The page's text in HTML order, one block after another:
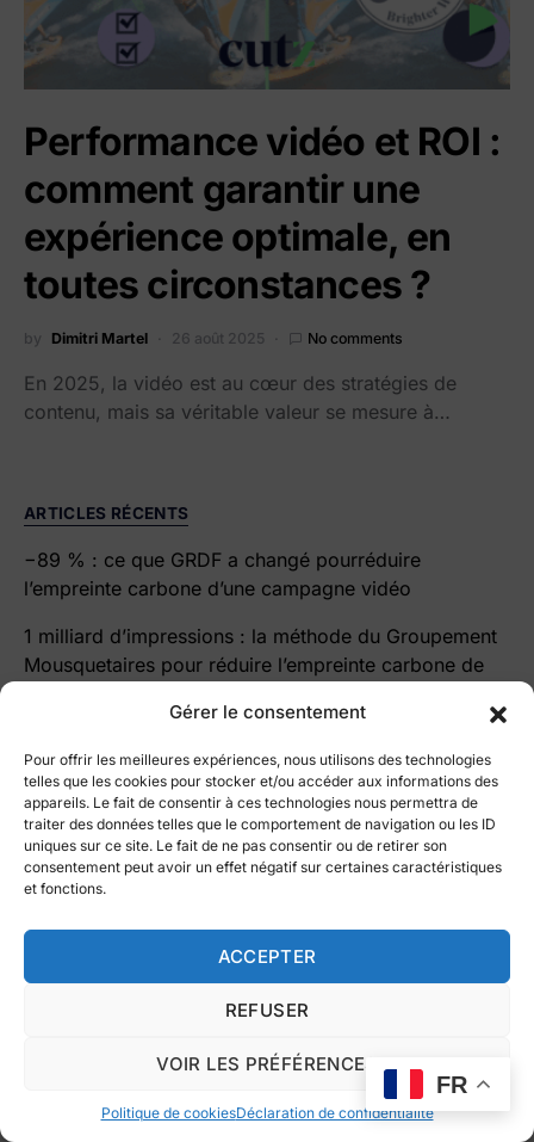
Gérer le consentement
Pour offrir les meilleures expériences, nous utilisons des technologies
telles que les cookies pour stocker et/ou accéder aux informations des
appareils. Le fait de consentir à ces technologies nous permettra de
traiter des données telles que le comportement de navigation ou les ID
uniques sur ce site. Le fait de ne pas consentir ou de retirer son
consentement peut avoir un effet négatif sur certaines caractéristiques
et fonctions.
ACCEPTER
REFUSER
VOIR LES PRÉFÉRENCES
Politique de cookiesDéclaration de confidentialité
Performance vidéo et ROI :
comment garantir une
expérience optimale, en
toutes circonstances ?
by Dimitri Martel 26 août 2025 No comments
En 2025, la vidéo est au cœur des stratégies de
contenu, mais sa véritable valeur se mesure à…
ARTICLES RÉCENTS
−89 % : ce que GRDF a changé pourréduire
l’empreinte carbone d’une campagne vidéo
1 milliard d’impressions : la méthode du Groupement
Mousquetaires pour réduire l’empreinte carbone de
taire les marques
Réduction carbone campagne vidéo : −85 % mesurés
par media Figaro × DK
IA générative et cinéma : le vrai débat que Cannes
Le blog par ©Vidmizer
FR